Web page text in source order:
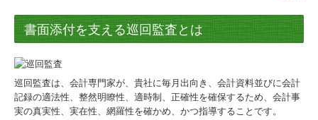
書面添付を支える巡回監査とは
巡回監査は、会計専門家が、貴社に毎月出向き、会計資料並びに会計
記録の適法性、整然明瞭性、適時制、正確性を確保するため、会計事
実の真実性、実在性、網羅性を確かめ、かつ指導することです。